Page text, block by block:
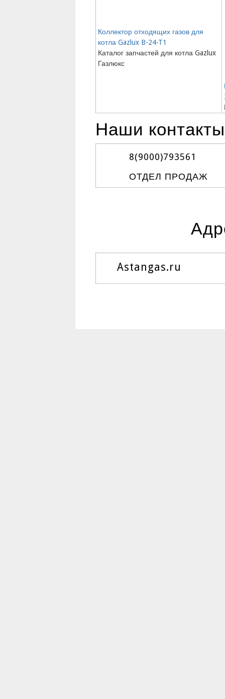
Коллектор отходящих газов для
котла Gazlux B-24-T1
Каталог запчастей для котла Gazlux
Газлюкс
Наши контакты
8(9000)793561
ОТДЕЛ ПРОДАЖ
Astangas.ru